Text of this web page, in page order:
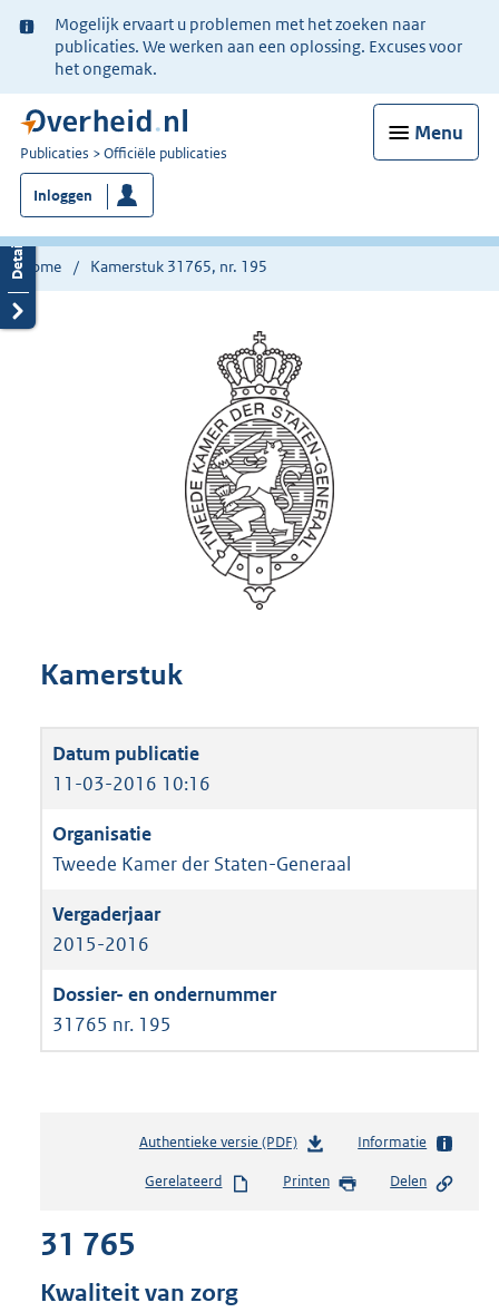
Ter
informatie:
Mogelijk ervaart u problemen met het zoeken naar
publicaties. We werken aan een oplossing. Excuses voor
het ongemak.
Menu
U
bent
nu
hier:
Publicaties Officiële publicaties
Inloggen
Home Kamerstuk 31765, nr. 195
Kamerstuk
11-03-2016 10:16
Tweede Kamer der Staten-Generaal
2015-2016
31765 nr. 195
Authentieke versie (PDF)b
s
Informatie
Gerelateerd Printen Delen
31 765
Kwaliteit van zorg